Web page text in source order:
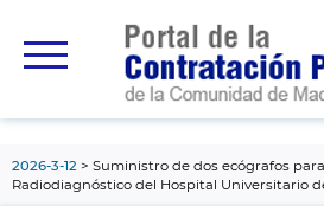
principal
2026-3-12
Suministro de dos ecógrafos
Radiodiagnóstico del Hospital Universitario